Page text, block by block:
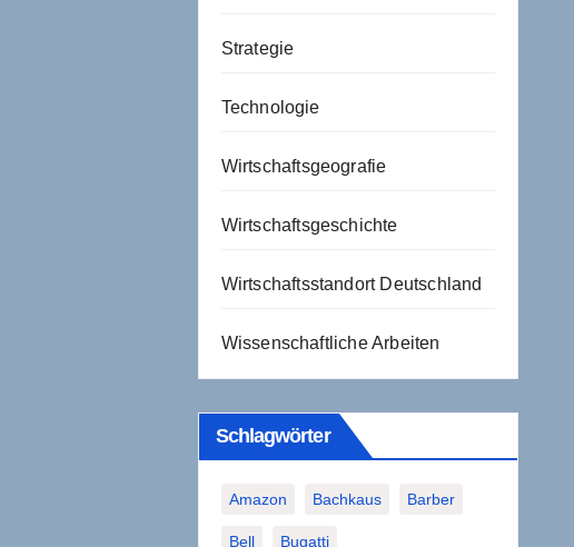
Strategie
Technologie
Wirtschaftsgeografie
Wirtschaftsgeschichte
Wirtschaftsstandort Deutschland
Wissenschaftliche Arbeiten
Schlagwörter
Amazon Bachkaus Barber
Bell Bugatti